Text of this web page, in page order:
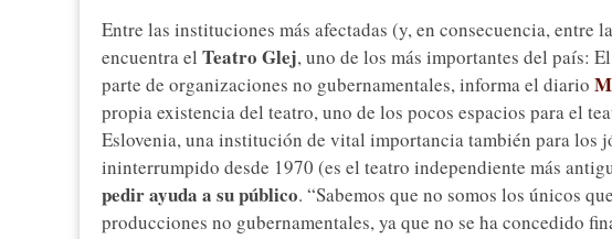
Entre las instituciones más afectadas (y, en consecuencia, entre
encuentra el Teatro Glej, uno de los más importantes del país:
parte de organizaciones no gubernamentales, informa el diario
propia existencia del teatro, uno de los pocos espacios para el
Eslovenia, una institución de vital importancia también para los
ininterrumpido desde 1970 (es el teatro independiente más
pedir ayuda a su público. “Sabemos que no somos los únicos
producciones no gubernamentales, ya que no se ha concedido